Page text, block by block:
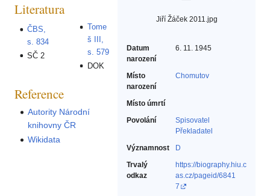
Jiří Žáček 2011.jpg
Datum
narození
6. 11. 1945
Místo
narození
Chomutov
Místo úmrtí
Povolání
Spisovatel‎
Překladatel‎
Významnost
D
Trvalý
odkaz
https://biography.hiu.c
as.cz/pageid/6841
7
Literatura
ČBS,
s. 834
SČ 2
Tome
š III,
s. 579
DOK
Reference
Autority Národní
knihovny ČR
Wikidata